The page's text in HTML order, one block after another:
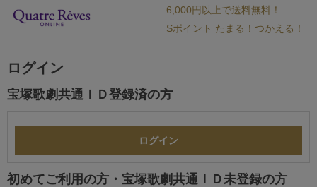
6,000円以上で送料無料！
Sポイント たまる！つかえる！
ログイン
宝塚歌劇共通ＩＤ登録済の方
初めてご利用の方・宝塚歌劇共通ＩＤ未登録の方